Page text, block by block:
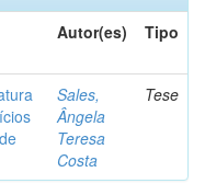
Autor(es) Tipo
Sales,
Ângela
Teresa
Costa
Tese